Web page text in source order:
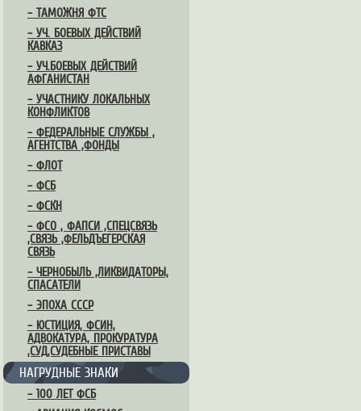
– ТАМОЖНЯ ФТС
– УЧ. БОЕВЫХ ДЕЙСТВИЙ
КАВКАЗ
– УЧ.БОЕВЫХ ДЕЙСТВИЙ
АФГАНИСТАН
– УЧАСТНИКУ ЛОКАЛЬНЫХ
КОНФЛИКТОВ
– ФЕДЕРАЛЬНЫЕ СЛУЖБЫ ,
АГЕНТСТВА ,ФОНДЫ
– ФЛОТ
– ФСБ
– ФСКН
– ФСО , ФАПСИ ,СПЕЦСВЯЗЬ
,СВЯЗЬ ,ФЕЛЬДЪЕГЕРСКАЯ
СВЯЗЬ
– ЧЕРНОБЫЛЬ ,ЛИКВИДАТОРЫ,
СПАСАТЕЛИ
– ЭПОХА СССР
– ЮСТИЦИЯ, ФСИН,
АДВОКАТУРА, ПРОКУРАТУРА
,СУД,СУДЕБНЫЕ ПРИСТАВЫ
НАГРУДНЫЕ ЗНАКИ
– 100 ЛЕТ ФСБ